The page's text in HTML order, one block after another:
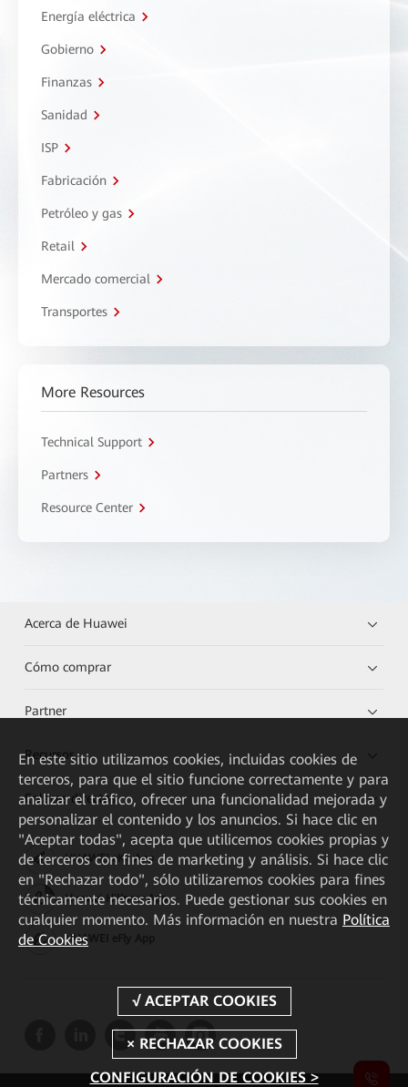
Energía eléctrica
Gobierno
Finanzas
Sanidad
ISP
Fabricación
Petróleo y gas
Retail
Mercado comercial
Transportes
More Resources
Technical Support
Partners
Resource Center
Acerca de Huawei
Cómo comprar
Partner
Recursos
Enlaces directos
HUAWEI eKit App
Huawei HiKnow App
HUAWEI eFly App
En este sitio utilizamos cookies, incluidas cookies de
terceros, para que el sitio funcione correctamente y para
analizar el tráfico, ofrecer una funcionalidad mejorada y
personalizar el contenido y los anuncios. Si hace clic en
"Aceptar todas", acepta que utilicemos cookies propias y
de terceros con fines de marketing y análisis. Si hace clic
en "Rechazar todo", sólo utilizaremos cookies para fines
técnicamente necesarios. Puede gestionar sus cookies en
cualquier momento. Más información en nuestra Política
de Cookies
CONFIGURACIÓN DE COOKIES >